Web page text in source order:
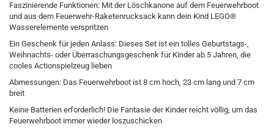
Faszinierende Funktionen: Mit der Löschkanone auf dem Feuerwehrboot
und aus dem Feuerwehr-Raketenrucksack kann dein Kind LEGO®
Wasserelemente verspritzen
Ein Geschenk für jeden Anlass: Dieses Set ist ein tolles Geburtstags-,
Weihnachts- oder Überraschungsgeschenk für Kinder ab 5 Jahren, die
cooles Actionspielzeug lieben
Abmessungen: Das Feuerwehrboot ist 8 cm hoch, 23 cm lang und 7 cm
breit
Keine Batterien erforderlich! Die Fantasie der Kinder reicht völlig, um das
Feuerwehrboot immer wieder loszuschicken